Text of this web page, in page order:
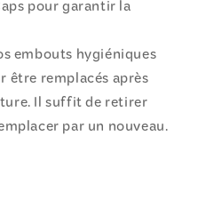
pour garantir la
embouts hygiéniques
être remplacés après
Il suffit de retirer
par un nouveau.